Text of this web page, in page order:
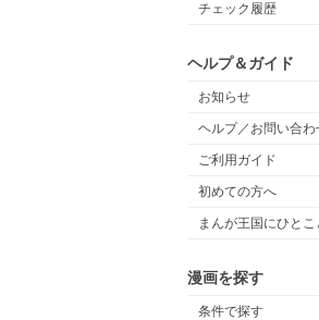
チェック履歴
ヘルプ＆ガイド
お知らせ
ヘルプ／お問い合わ
ご利用ガイド
初めての方へ
まんが王国にひと
漫画を探す
条件で探す